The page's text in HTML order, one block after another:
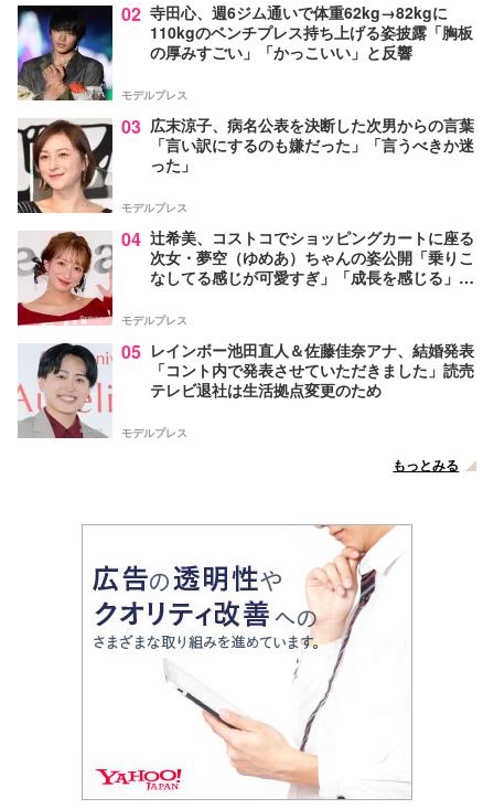
02 寺田心、週6ジム通いで体重62kg→82kgに
110kgのベンチプレス持ち上げる姿披露「胸板
の厚みすごい」「かっこいい」と反響
モデルプレス
03 広末涼子、病名公表を決断した次男からの言葉
「言い訳にするのも嫌だった」「言うべきか迷
った」
モデルプレス
04 辻希美、コストコでショッピングカートに座る
次女・夢空（ゆめあ）ちゃんの姿公開「乗りこ
なしてる感じが可愛すぎ」「成長を感じる」の
モデルプレス
05 レインボー池田直人＆佐藤佳奈アナ、結婚発表
「コント内で発表させていただきました」読売
テレビ退社は生活拠点変更のため
モデルプレス
もっとみる